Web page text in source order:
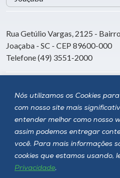
Nós utilizamos os Cookies
com nosso site mais
entender melhor como nosso
assim podemos entregar
você. Para mais informações
cookies que estamos usando,
Privacidade.
Rua Getúlio Vargas, 2125 -
Joaçaba - SC - CEP 89600-000
Telefone (49) 3551-2000
Siga a Unoesc